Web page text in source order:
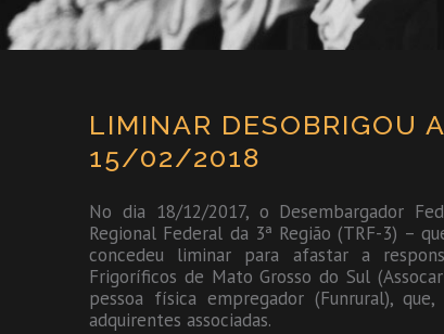
LIMINAR DESOBRIGOU
15/02/2018
No dia 18/12/2017, o Desembargador
Regional Federal da 3ª Região (TRF-3) –
concedeu liminar para afastar a
Frigoríficos de Mato Grosso do Sul
pessoa física empregador (Funrural),
adquirentes associadas.